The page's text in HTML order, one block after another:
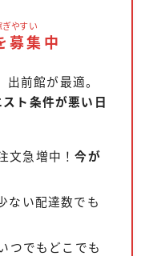
やすい
募集中
前館が最適。
ト条件が悪い日
文急増中！今が
ない配達数でも
つでもどこでも